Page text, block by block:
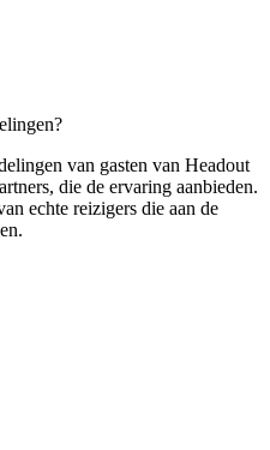
van gasten van Headout
die de ervaring aanbieden.
echte reizigers die aan de